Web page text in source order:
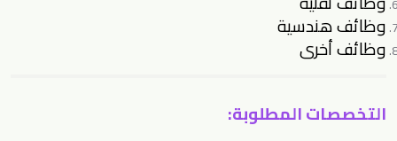
وظائف هندسية
وظائف أخرى
التخصصات المطلوبة: